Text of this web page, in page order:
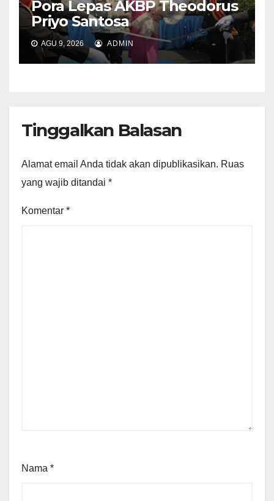
Pora Lepas AKBP Theodorus
Priyo Santosa
AGU 9, 2026 ADMIN
Tinggalkan Balasan
Alamat email Anda tidak akan dipublikasikan. Ruas
yang wajib ditandai *
Komentar *
Nama *